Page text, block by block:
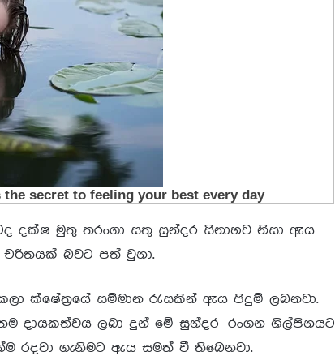
දක්ෂ මුතු තරංගා සතු සුන්දර සිනාහව නිසා ඇය
බවට පත් වුනා.
ක්ෂේත්‍රයේ සම්මාන රැසකින් ඇය පිදුම් ලබනවා.
දායකත්වය ලබා දුන් මේ සුන්දර රංගන ශිල්පිනයට
රදවා ගැනිමට ඇය සමත් වී තිබෙනවා.